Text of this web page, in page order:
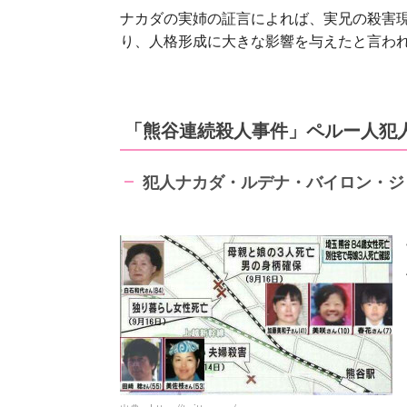
ナカダの実姉の証言によれば、実兄の殺害
り、人格形成に大きな影響を与えたと言わ
「熊谷連続殺人事件」ペルー人
犯人ナカダ・ルデナ・バイロン・